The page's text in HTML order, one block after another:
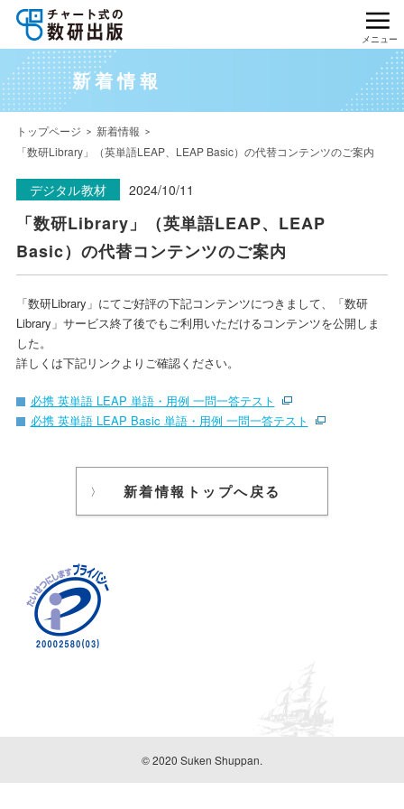
メニュー
新着情報
トップページ
新着情報
「数研Library」（英単語LEAP、LEAP Basic）の代替コンテンツのご案内
デジタル教材 2024/10/11
「数研Library」（英単語LEAP、LEAP
Basic）の代替コンテンツのご案内
「数研Library」にてご好評の下記コンテンツにつきまして、「数研
Library」サービス終了後でもご利用いただけるコンテンツを公開しま
した。
詳しくは下記リンクよりご確認ください。
必携 英単語 LEAP 単語・用例 一問一答テスト
必携 英単語 LEAP Basic 単語・用例 一問一答テスト
新着情報トップへ戻る
© 2020 Suken Shuppan.